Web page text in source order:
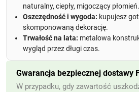
naturalny, ciepły, migoczący płomień.
Oszczędność i wygoda: kupujesz
skomponowaną dekorację.
Trwałość na lata: metalowa
wygląd przez długi czas.
Gwarancja bezpiecznej dostawy
W przypadku, gdy zawartość